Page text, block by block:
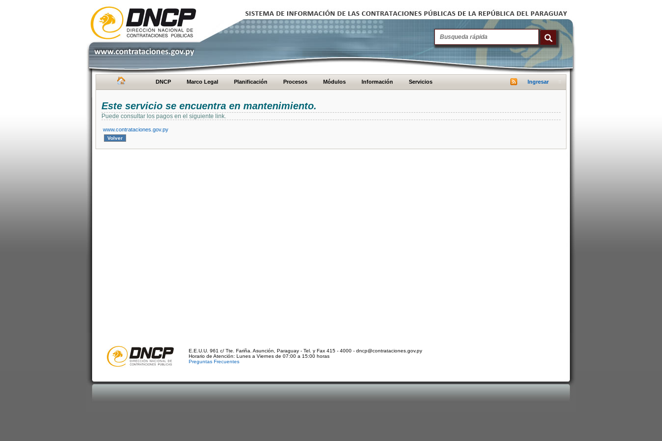
DNCP Marco Legal Planificación Procesos Módulos Información Servicios Ingresar
Este servicio se encuentra en mantenimiento.
Puede consultar los pagos en el siguiente link.
www.contrataciones.gov.py
E.E.U.U. 961 c/ Tte. Fariña. Asunción, Paraguay - Tel. y Fax 415 - 4000 - dncp@contrataciones.gov.py
Horario de Atención: Lunes a Viernes de 07:00 a 15:00 horas
Preguntas Frecuentes